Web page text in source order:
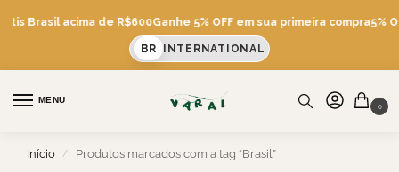
Brasil acima de R$600Ganhe 5% OFF em sua primeira compra5%
BR INTERNATIONAL
MENU
0
Início / Produtos marcados com a tag “Brasil”